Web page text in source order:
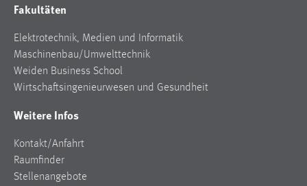
Fakultäten
Elektrotechnik, Medien und Informatik
Maschinenbau/Umwelttechnik
Weiden Business School
Wirtschaftsingenieurwesen und Gesundheit
Weitere Infos
Kontakt/Anfahrt
Raumfinder
Stellenangebote
STATISTIK
Statistik Cookies erfassen Informationen anonym.
Diese Informationen helfen uns zu verstehen, wie
unsere Besucher unsere Website nutzen.
_pk_ref, _pk_cvar, _pk_id, _pk_ses
Zweck: